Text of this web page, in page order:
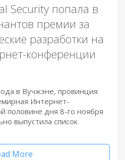
Security попала в
премии за
разработки на
конференции
в Вучжэне, провинция
Интернет-
половине дня 8-го ноября
выпустила список
More